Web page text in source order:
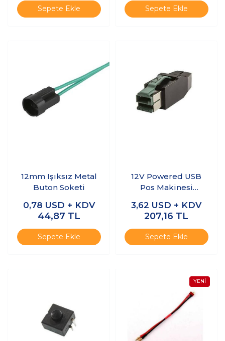
Sepete Ekle Sepete Ekle
12mm Işıksız Metal
Buton Soketi
0,78 USD + KDV
44,87 TL
Sepete Ekle
12V Powered USB
Pos Makinesi
3,62 USD + KDV
207,16 TL
Sepete Ekle